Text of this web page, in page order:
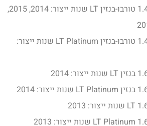
שברולט קרוז האצ’בק 1.4 טורבו-בנזין LT שנות ייצור: 2014, 2015,
שברולט קרוז האצ’בק 1.4 טורבו-בנזין LT Platinum שנות ייצור: